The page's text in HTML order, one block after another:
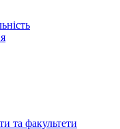
та факультети